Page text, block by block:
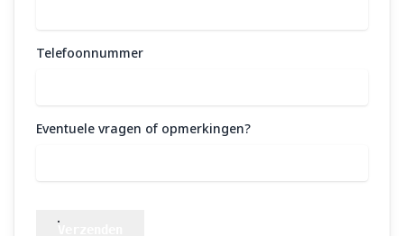
Telefoonnummer
Eventuele vragen of opmerkingen?